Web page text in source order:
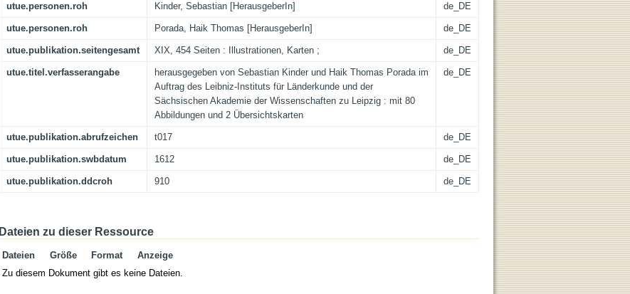
utue.personen.roh Kinder, Sebastian [HerausgeberIn] de_DE
utue.personen.roh Porada, Haik Thomas [HerausgeberIn] de_DE
utue.publikation.seitengesamt XIX, 454 Seiten : Illustrationen, Karten ; de_DE
utue.titel.verfasserangabe
herausgegeben von Sebastian Kinder und Haik Thomas Porada im
Auftrag des Leibniz-Instituts für Länderkunde und der
Sächsischen Akademie der Wissenschaften zu Leipzig : mit 80
Abbildungen und 2 Übersichtskarten
de_DE
utue.publikation.abrufzeichen t017 de_DE
utue.publikation.swbdatum 1612 de_DE
utue.publikation.ddcroh 910 de_DE
Dateien zu dieser Ressource
Dateien Größe Format
Anzeige
Zu diesem Dokument gibt es keine Dateien.